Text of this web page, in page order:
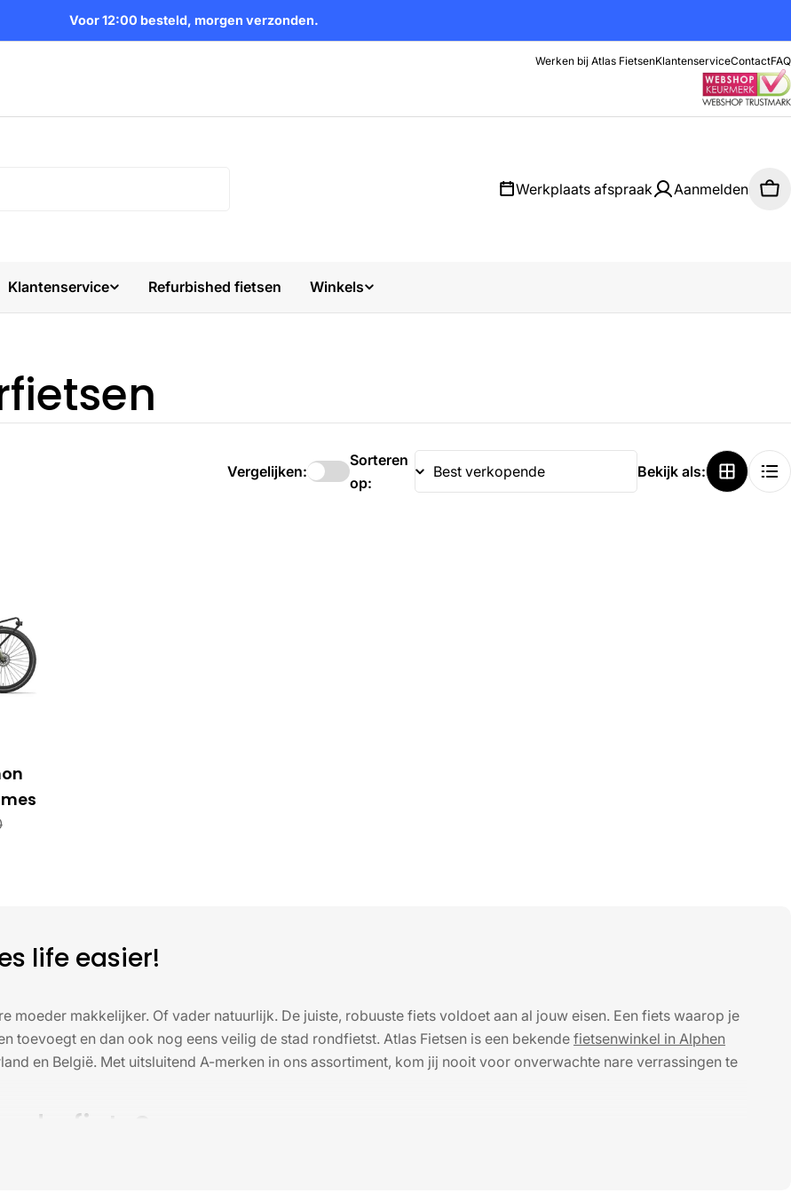
Voor 12:00 besteld, morgen verzonden.
Werken bij Atlas FietsenKlantenserviceContactFAQ
Werkplaats afspraak Aanmelden
Klantenservice Refurbished fietsen Winkels
Vergelijken:
Sorteren
op:
Bekijk als:
life easier!
moeder makkelijker. Of vader natuurlijk. De juiste, robuuste fiets voldoet aan al jouw eisen. Een fiets waarop je
toevoegt en dan ook nog eens veilig de stad rondfietst. Atlas Fietsen is een bekende fietsenwinkel in Alphen
en België. Met uitsluitend A-merken in ons assortiment, kom jij nooit voor onverwachte nare verrassingen te